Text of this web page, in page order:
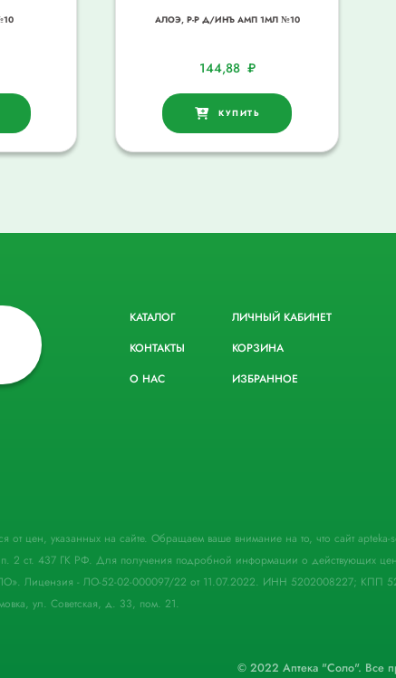
АЛОЭ, Р-Р Д/ИНЪ АМП 1МЛ №10
144,88 ₽
КУПИТЬ
КАТАЛОГ
КОНТАКТЫ
О НАС
ЛИЧНЫЙ КАБИНЕТ
КОРЗИНА
ИЗБРАННОЕ
от цен, указанных на сайте. Обращаем ваше внимание на то, что сайт
2 ст. 437 ГК РФ. Для получения подробной информации о действующих
Лицензия - ЛО-52-02-000097/22 от 11.07.2022. ИНН 5202008227; КПП
ул. Советская, д. 33, пом. 21.
© 2022 Аптека "Соло". Все